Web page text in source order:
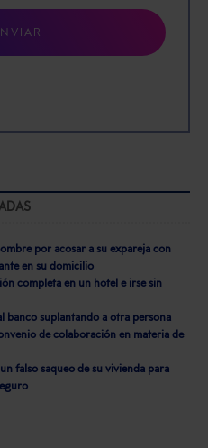
por acosar a su expareja con
en su domicilio
completa en un hotel e irse sin
banco suplantando a otra persona
de colaboración en materia de
falso saqueo de su vivienda para